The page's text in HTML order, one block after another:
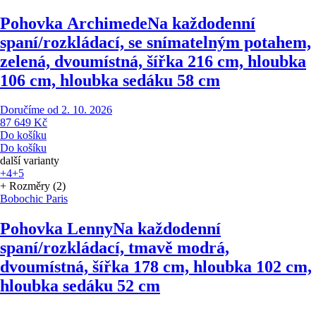
Pohovka ArchimedeNa každodenní
spaní/rozkládací, se snímatelným potahem,
zelená, dvoumístná, šířka 216 cm, hloubka
106 cm, hloubka sedáku 58 cm
Doručíme od 2. 10. 2026
87 649 Kč
Do košíku
Do košíku
další varianty
+4+5
+ Rozměry (2)
Bobochic Paris
Pohovka LennyNa každodenní
spaní/rozkládací, tmavě modrá,
dvoumístná, šířka 178 cm, hloubka 102 cm,
hloubka sedáku 52 cm